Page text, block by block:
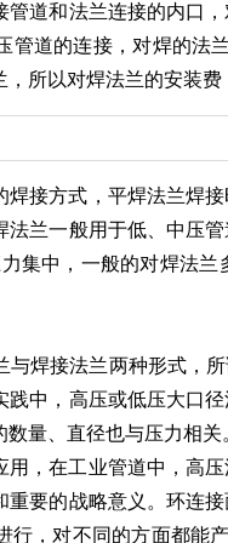
道和法兰连接的内口
道的连接，对焊的法
所以对焊法兰的安装
接方式，平焊法兰焊
兰一般用于低、中压
集中，一般的对焊法
焊接法兰两种形式，
中，高压或低压大口
量、直径也与压力相关
用，在工业管道中，高
要的战略意义。环连
行，对不同的方面都能